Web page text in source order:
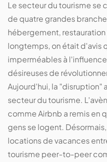
Le secteur du tourisme
de quatre grandes
hébergement,
longtemps, on était d'avis
imperméables à
désireuses de
Aujourd'hui, la "disruption"
secteur du tourisme.
comme Airbnb a remis en
gens se logent.
locations de vacances
tourisme peer-to-peer